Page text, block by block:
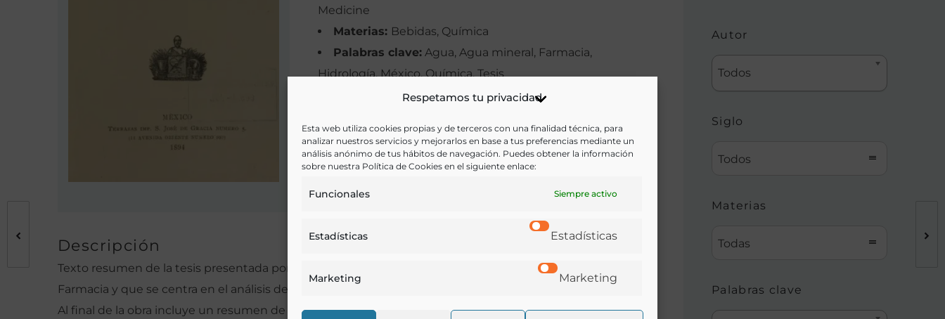
Respetamos tu privacidad
Esta web utiliza cookies propias y de terceros con una finalidad técnica, para
analizar nuestros servicios y mejorarlos en base a tus preferencias mediante un
análisis anónimo de tus hábitos de navegación. Puedes obtener la información
sobre nuestra Política de Cookies en el siguiente enlace:
Funcionales Siempre activo
Estadísticas Estadísticas
Marketing Marketing
Medicine
Materias: Bebidas, Química
Palabras clave: Agua, Agua mineral, Farmacia,
Hidrología, México, Química, Tesis
Castellano
Ir a versión electrónica
Descripción
Texto resumen de la tesis presentada por Juan Manuel Noriega al jurado para el examen general de
Farmacia y que se centra en el análisis de las aguas de San Bartolo, en el estado mexicano de Guanajuato.
Al final de la obra incluye un resumen de los resultados de los análisis llevados a cabo a lo largo del estudio.
Autor
Todos
Siglo
Todos
Materias
Todas
Palabras clave